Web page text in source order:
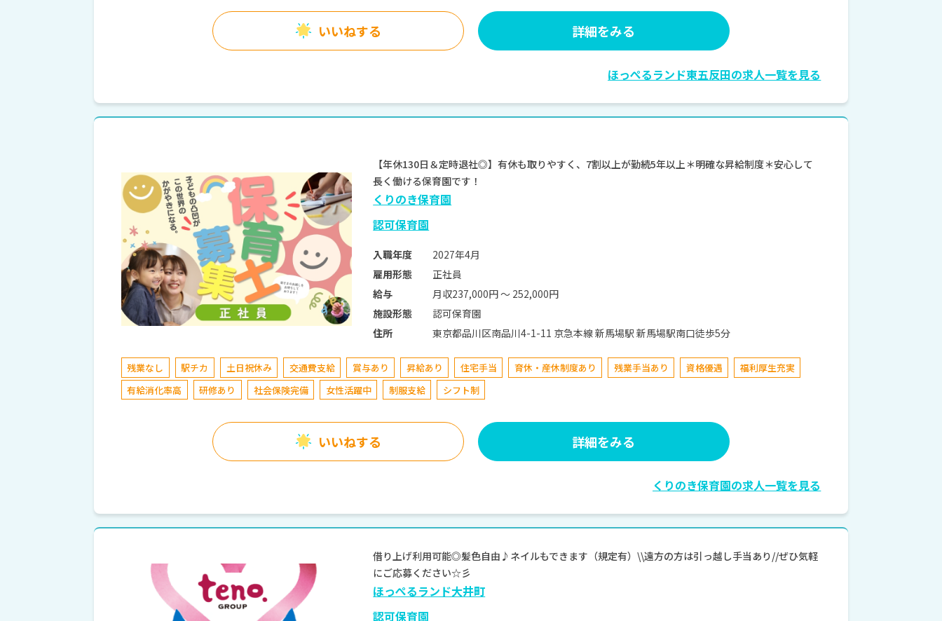
いいねする 詳細をみる
ほっぺるランド東五反田の求人一覧を見る
【年休130日＆定時退社◎】有休も取りやすく、7割以上が勤続5年以上＊明確な昇給制度＊安心して
長く働ける保育園です！
くりのき保育園
認可保育園
入職年度
2027年4月
雇用形態
正社員
給与
月収237,000円 〜 252,000円
施設形態
認可保育園
住所
東京都品川区南品川4-1-11 京急本線 新馬場駅 新馬場駅南口徒歩5分
残業なし 駅チカ 土日祝休み 交通費支給 賞与あり 昇給あり 住宅手当 育休・産休制度あり 残業手当あり 資格優遇
福利厚生充実
有給消化率高
研修あり 社会保険完備 女性活躍中 制服支給 シフト制
いいねする 詳細をみる
くりのき保育園の求人一覧を見る
借り上げ利用可能◎髪色自由♪ネイルもできます（規定有）\\遠方の方は引っ越し手当あり//ぜひ気軽
にご応募ください☆彡
ほっぺるランド大井町
認可保育園